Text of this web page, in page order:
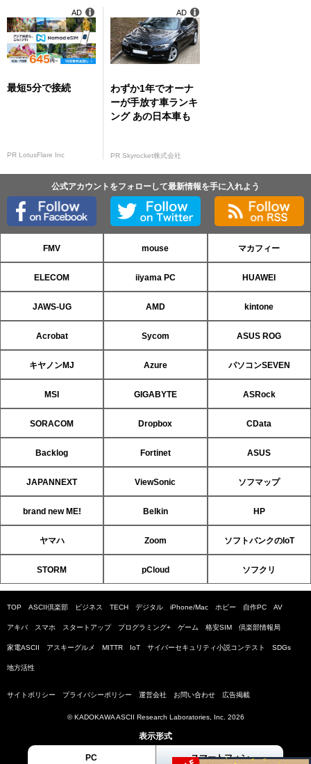
最短5分で接続
PR LotusFlare Inc
AD
わずか1年でオーナ
ーが手放す車ランキ
ング あの日本車も
PR Skyrocket株式会社
AD
公式アカウントをフォローして最新情報を手に入れよう
FMV mouse マカフィー
ELECOM iiyama PC HUAWEI
JAWS-UG AMD kintone
Acrobat Sycom ASUS ROG
キヤノンMJ Azure パソコンSEVEN
MSI GIGABYTE ASRock
SORACOM Dropbox CData
Backlog Fortinet ASUS
JAPANNEXT ViewSonic ソフマップ
brand new ME! Belkin HP
ヤマハ Zoom ソフトバンクのIoT
STORM pCloud ソフクリ
TOP ASCII倶楽部 ビジネス TECH デジタル iPhone/Mac ホビー 自作PC AV
アキバ スマホ スタートアップ プログラミング+ ゲーム 格安SIM 倶楽部情報局
家電ASCII アスキーグルメ MITTR IoT サイバーセキュリティ小説コンテスト SDGs
地方活性
サイトポリシー プライバシーポリシー 運営会社 お問い合わせ 広告掲載
© KADOKAWA ASCII Research Laboratories, Inc. 2026
表示形式
PC スマートフォン